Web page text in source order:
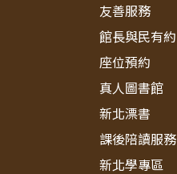
友善服務
館長與民有約
座位預約
真人圖書館
新北漂書
課後陪讀服務
新北學專區